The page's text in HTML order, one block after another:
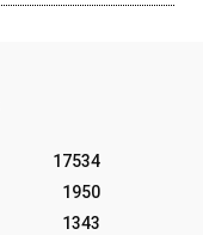
17534
1950
1343